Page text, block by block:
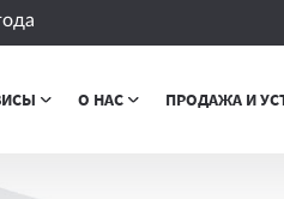
О НАС ПРОДАЖА И